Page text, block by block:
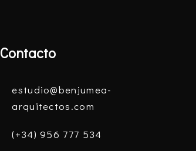
Contacto
estudio@benjumea-
arquitectos.com
(+34) 956 777 534